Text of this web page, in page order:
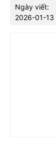
Ngày viết:
2026-01-13